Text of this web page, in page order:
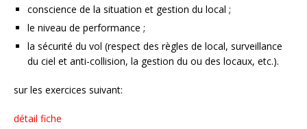
conscience de la situation et gestion du local ;
le niveau de performance ;
la sécurité du vol (respect des règles de local, surveillance
du ciel et anti-collision, la gestion du ou des locaux, etc.).
sur les exercices suivant:
détail fiche